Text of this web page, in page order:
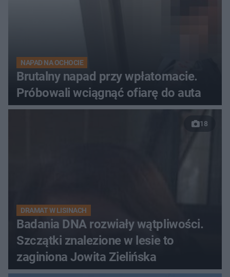
NAPAD NA OCHOCIE
Brutalny napad przy wpłatomacie.
Próbowali wciągnąć ofiarę do auta
18
DRAMAT W LISINACH
Badania DNA rozwiały wątpliwości.
Szczątki znalezione w lesie to
zaginiona Jowita Zielińska